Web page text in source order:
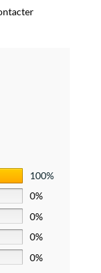
100%
0%
0%
0%
0%